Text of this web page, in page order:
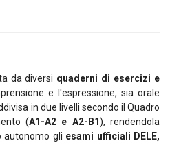
da diversi quaderni di esercizi e
e l'espressione, sia orale
in due livelli secondo il Quadro
(A1-A2 e A2-B1), rendendola
autonomo gli esami ufficiali DELE,